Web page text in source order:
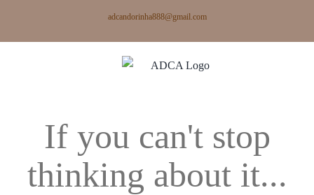
adcandorinha888@gmail.com
If you can't stop
thinking about it...